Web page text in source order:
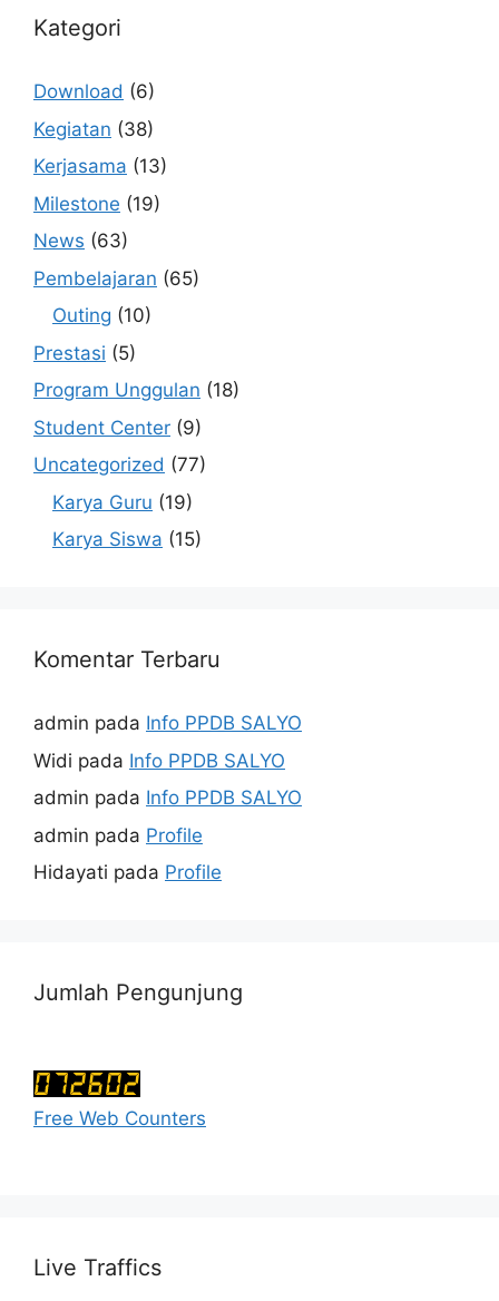
Kategori
Download (6)
Kegiatan (38)
Kerjasama (13)
Milestone (19)
News (63)
Pembelajaran (65)
Outing (10)
Prestasi (5)
Program Unggulan (18)
Student Center (9)
Uncategorized (77)
Karya Guru (19)
Karya Siswa (15)
Komentar Terbaru
admin pada Info PPDB SALYO
Widi pada Info PPDB SALYO
admin pada Info PPDB SALYO
admin pada Profile
Hidayati pada Profile
Jumlah Pengunjung
Free Web Counters
Live Traffics